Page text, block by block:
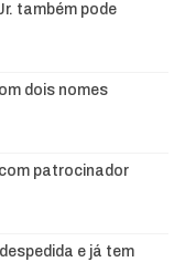
também pode
dois nomes
patrocinador
e já tem